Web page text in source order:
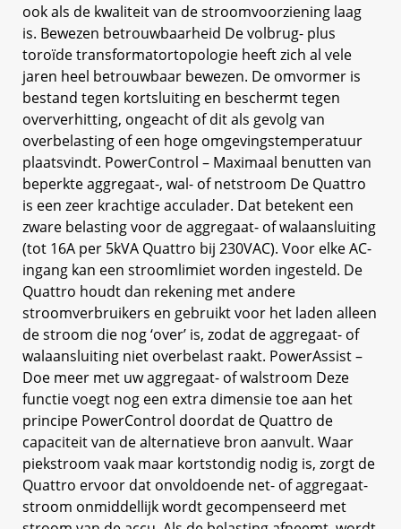
ook als de kwaliteit van de stroomvoorziening laag
is. Bewezen betrouwbaarheid De volbrug- plus
toroïde transformatortopologie heeft zich al vele
jaren heel betrouwbaar bewezen. De omvormer is
bestand tegen kortsluiting en beschermt tegen
oververhitting, ongeacht of dit als gevolg van
overbelasting of een hoge omgevingstemperatuur
plaatsvindt. PowerControl – Maximaal benutten van
beperkte aggregaat-, wal- of netstroom De Quattro
is een zeer krachtige acculader. Dat betekent een
zware belasting voor de aggregaat- of walaansluiting
(tot 16A per 5kVA Quattro bij 230VAC). Voor elke AC-
ingang kan een stroomlimiet worden ingesteld. De
Quattro houdt dan rekening met andere
stroomverbruikers en gebruikt voor het laden alleen
de stroom die nog ‘over’ is, zodat de aggregaat- of
walaansluiting niet overbelast raakt. PowerAssist –
Doe meer met uw aggregaat- of walstroom Deze
functie voegt nog een extra dimensie toe aan het
principe PowerControl doordat de Quattro de
capaciteit van de alternatieve bron aanvult. Waar
piekstroom vaak maar kortstondig nodig is, zorgt de
Quattro ervoor dat onvoldoende net- of aggregaat-
stroom onmiddellijk wordt gecompenseerd met